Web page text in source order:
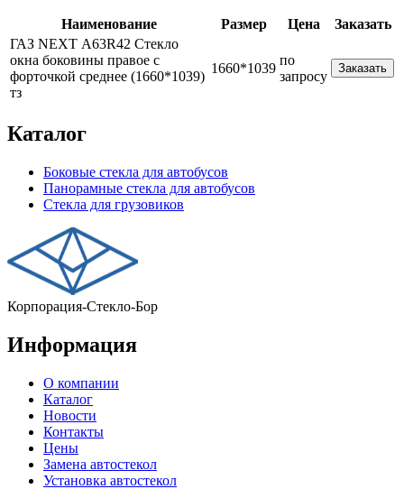
Наименование Размер Цена
Заказать
ГАЗ NEXT А63R42 Стекло
окна боковины правое с
форточкой среднее (1660*1039)
тз
1660*1039
по
запросу
Заказать
Каталог
Боковые стекла для автобусов
Панорамные стекла для автобусов
Стекла для грузовиков
Корпорация-Стекло-Бор
Информация
О компании
Каталог
Новости
Контакты
Цены
Замена автостекол
Установка автостекол